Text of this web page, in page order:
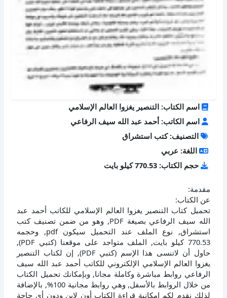
اسم الكتاب: التنصير يغزوا العالم الإسلامي
اسم الكاتب: أحمد عبد الله سيف الرفاعي
التصنيف: كتب استشراق
اللغة: عربي
حجم الكتاب: 770.53 كيلو بايت
مقدمة:
عن الكتاب:
تحميل كتاب التنصير يغزوا العالم الإسلامي للكاتب أحمد عبد
الله سيف الرفاعي بصيغة PDF, وهو من ضمن تصنيف كتب
استشراق, نوع الملف عند التحميل سيكون pdf, وحجمه
770.53 كيلو بايت, الملف متواجد على موقعنا (كتبي PDF),
حاول أن لاتنسى هذا الإسم (كتبي PDF), إن لكتاب التنصير
يغزوا العالم الإسلامي الإلكتروني للكاتب أحمد عبد الله سيف
الرفاعي روابط مباشرة وكاملة مجانا, وبإمكانك تحميل الكتاب
من خلال الروابط بالأسفل, وهي روابط مجانية 100%, بالإضافة
لذلك نقدم لكم إمكانية قراءة الكتاب أون لاين ودون أي حاجة